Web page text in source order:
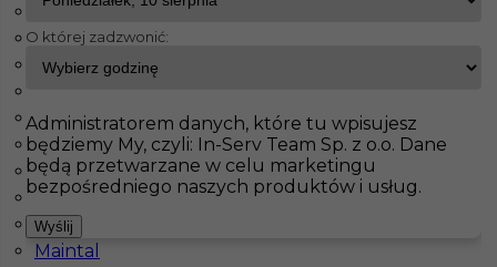
InServ Oferty pracy
Pokaż filtr
Born
Wachtberg
Fürstenfeldbruck
Jahnatal
Leinefelde Worbis
Ecklak
Brieselang
Langerringen
Maintal
O której zadzwonić:
Administratorem danych, które tu wpisujesz
będziemy My, czyli: In-Serv Team Sp. z o.o. Dane
będą przetwarzane w celu marketingu
bezpośredniego naszych produktów i usług.
Wyślij